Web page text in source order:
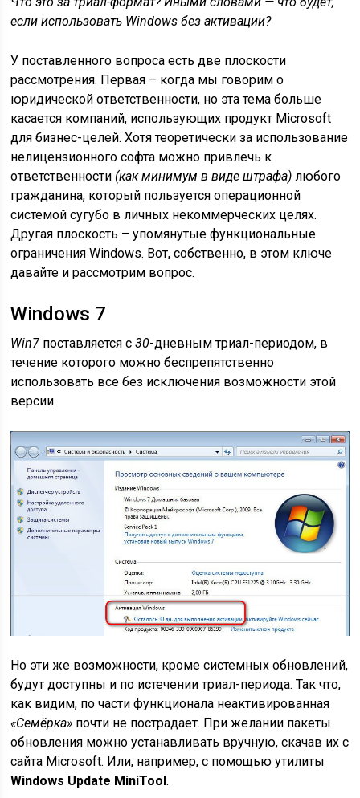
если использовать Windows без активации?
У поставленного вопроса есть две плоскости
рассмотрения. Первая – когда мы говорим о
юридической ответственности, но эта тема больше
касается компаний, использующих продукт Microsoft
для бизнес-целей. Хотя теоретически за использование
нелицензионного софта можно привлечь к
ответственности (как минимум в виде штрафа) любого
гражданина, который пользуется операционной
системой сугубо в личных некоммерческих целях.
Другая плоскость – упомянутые функциональные
ограничения Windows. Вот, собственно, в этом ключе
давайте и рассмотрим вопрос.
Windows 7
Win7 поставляется с30-дневным триал-периодом, в
течение которого можно беспрепятственно
использовать все без исключения возможности этой
версии.
Но эти же возможности, кроме системных обновлений,
будут доступны и по истечении триал-периода. Так что,
как видим, по части функционала неактивированная
«Семёрка» почти не пострадает. При желании пакеты
обновления можно устанавливать вручную, скачав их с
сайта Microsoft. Или, например, с помощью утилиты
Windows Update MiniTool.